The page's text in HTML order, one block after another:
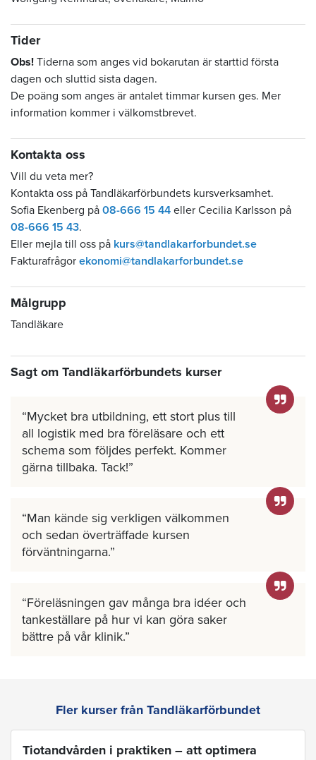
Tider
Obs! Tiderna som anges vid bokarutan är starttid första
dagen och sluttid sista dagen.
De poäng som anges är antalet timmar kursen ges. Mer
information kommer i välkomstbrevet.
Kontakta oss
Vill du veta mer?
Kontakta oss på Tandläkarförbundets kursverksamhet.
Sofia Ekenberg på 08-666 15 44 eller Cecilia Karlsson på
08-666 15 43.
Eller mejla till oss på kurs@tandlakarforbundet.se
Fakturafrågor ekonomi@tandlakarforbundet.se
Målgrupp
Tandläkare
Sagt om Tandläkarförbundets kurser
Mycket bra utbildning, ett stort plus till
all logistik med bra föreläsare och ett
schema som följdes perfekt. Kommer
gärna tillbaka. Tack!
Man kände sig verkligen välkommen
och sedan överträffade kursen
förväntningarna.
Föreläsningen gav många bra idéer och
tankeställare på hur vi kan göra saker
bättre på vår klinik.
Fler kurser från Tandläkarförbundet
Tiotandvården i praktiken – att optimera